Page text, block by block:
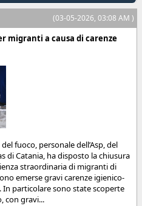
(03-05-2026, 03:08 AM )
migranti a causa di carenze
fuoco, personale dell’Asp, del
di Catania, ha disposto la chiusura
straordinaria di migranti di
emerse gravi carenze igienico-
In particolare sono state scoperte
con gravi...